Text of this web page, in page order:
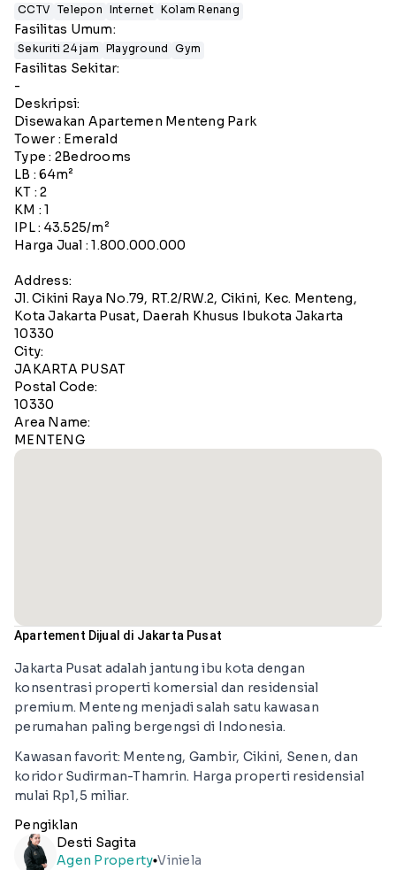
CCTV Telepon Internet Kolam Renang
Fasilitas Umum:
Sekuriti 24 jam Playground Gym
Fasilitas Sekitar:
-
Deskripsi:
Disewakan Apartemen Menteng Park
Tower : Emerald
Type : 2Bedrooms
LB : 64m²
KT : 2
KM : 1
IPL : 43.525/m²
Harga Jual : 1.800.000.000
Address:
Jl. Cikini Raya No.79, RT.2/RW.2, Cikini, Kec. Menteng,
Kota Jakarta Pusat, Daerah Khusus Ibukota Jakarta
10330
City:
JAKARTA PUSAT
Postal Code:
10330
Area Name:
MENTENG
Apartement Dijual di Jakarta Pusat
Jakarta Pusat adalah jantung ibu kota dengan
konsentrasi properti komersial dan residensial
premium. Menteng menjadi salah satu kawasan
perumahan paling bergengsi di Indonesia.
Kawasan favorit: Menteng, Gambir, Cikini, Senen, dan
koridor Sudirman-Thamrin. Harga properti residensial
mulai Rp1,5 miliar.
Pengiklan
Desti Sagita
Agen PropertylensViniela